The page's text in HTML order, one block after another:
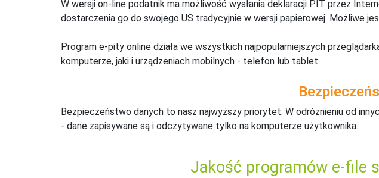
W wersji on-line podatnik ma możliwość wysłania deklaracji PIT przez
dostarczenia go do swojego US tradycyjnie w wersji papierowej. Możliwe
Program e-pity online działa we wszystkich najpopularniejszych
komputerze, jaki i urządzeniach mobilnych - telefon lub tablet..
Bezpieczeństwo danych to nasz najwyższy priorytet. W odróżnieniu od
- dane zapisywane są i odczytywane tylko na komputerze użytkownika.
Jakość programów e-file